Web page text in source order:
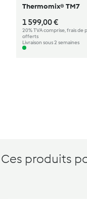
Thermomix® TM7
1 599,00 €
20% TVA comprise, frais de
offerts
Livraison sous 2 semaines
Ces produits